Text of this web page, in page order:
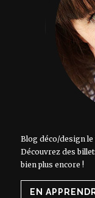
Blog déco/design
Découvrez des
bien plus encore !
EN